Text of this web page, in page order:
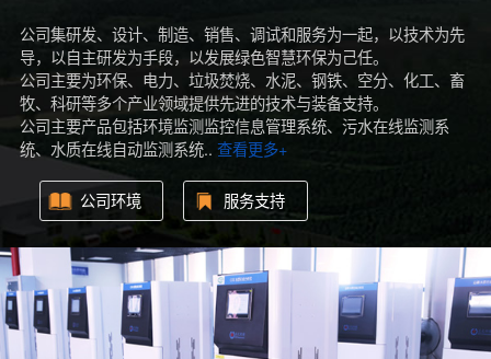
公司集研发、设计、制造、销售、调试和服务为一起，以技术为先
导，以自主研发为手段，以发展绿色智慧环保为己任。
公司主要为环保、电力、垃圾焚烧、水泥、钢铁、空分、化工、畜
牧、科研等多个产业领域提供先进的技术与装备支持。
公司主要产品包括环境监测监控信息管理系统、污水在线监测系
统、水质在线自动监测系统.. 查看更多+
公司环境 服务支持